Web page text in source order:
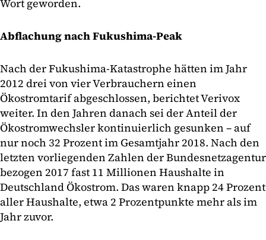
Wort geworden.
Abflachung nach Fukushima-Peak
Nach der Fukushima-Katastrophe hätten im Jahr
2012 drei von vier Verbrauchern einen
Ökostromtarif abgeschlossen, berichtet Verivox
weiter. In den Jahren danach sei der Anteil der
Ökostromwechsler kontinuierlich gesunken – auf
nur noch 32 Prozent im Gesamtjahr 2018. Nach den
letzten vorliegenden Zahlen der Bundesnetzagentur
bezogen 2017 fast 11 Millionen Haushalte in
Deutschland Ökostrom. Das waren knapp 24 Prozent
aller Haushalte, etwa 2 Prozentpunkte mehr als im
Jahr zuvor.